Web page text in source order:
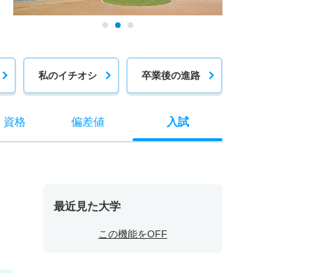
私のイチオシ 卒業後の進路
資格 偏差値 入試
最近見た大学
この機能をOFF